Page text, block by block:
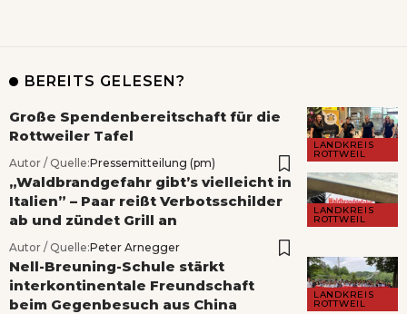
BEREITS GELESEN?
LANDKREIS
ROTTWEIL
Große Spendenbereitschaft für die
Rottweiler Tafel
Autor / Quelle:Pressemitteilung (pm)
LANDKREIS
ROTTWEIL
„Waldbrandgefahr gibt’s vielleicht in
Italien” – Paar reißt Verbotsschilder
ab und zündet Grill an
Autor / Quelle:Peter Arnegger
LANDKREIS
ROTTWEIL
Nell-Breuning-Schule stärkt
interkontinentale Freundschaft
beim Gegenbesuch aus China